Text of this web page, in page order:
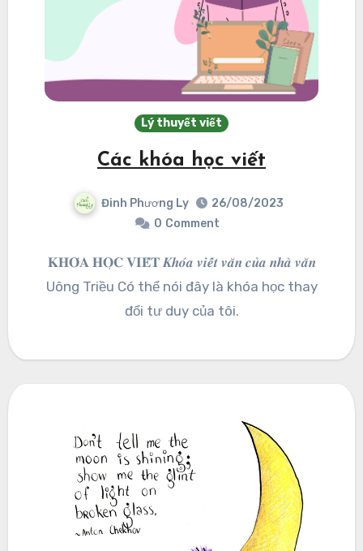
Lý thuyết viết
Các khóa học viết
Đinh Phương Ly
26/08/2023
0 Comment
𝐊𝐇𝐎́𝐀 𝐇𝐎̣𝐂 𝐕𝐈𝐄̂́𝐓 𝑲𝒉𝒐́𝒂 𝒗𝒊𝒆̂́𝒕 𝒗𝒂̆𝒏 𝒄𝒖̉𝒂 𝒏𝒉𝒂̀ 𝒗𝒂̆𝒏
Uông Triều Có thể nói đây là khóa học thay
đổi tư duy của tôi.